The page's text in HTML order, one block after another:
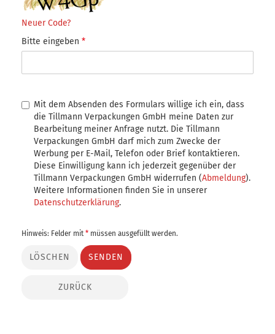
Neuer Code?
Bitte eingeben *
Mit dem Absenden des Formulars willige ich ein, dass
die Tillmann Verpackungen GmbH meine Daten zur
Bearbeitung meiner Anfrage nutzt. Die Tillmann
Verpackungen GmbH darf mich zum Zwecke der
Werbung per E-Mail, Telefon oder Brief kontaktieren.
Diese Einwilligung kann ich jederzeit gegenüber der
Tillmann Verpackungen GmbH widerrufen (Abmeldung).
Weitere Informationen finden Sie in unserer
Datenschutzerklärung.
Hinweis: Felder mit * müssen ausgefüllt werden.
ZURÜCK